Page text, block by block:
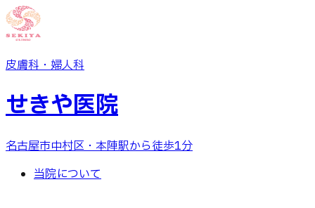
皮膚科・婦人科
せきや医院
名古屋市中村区・本陣駅から徒歩1分
当院について